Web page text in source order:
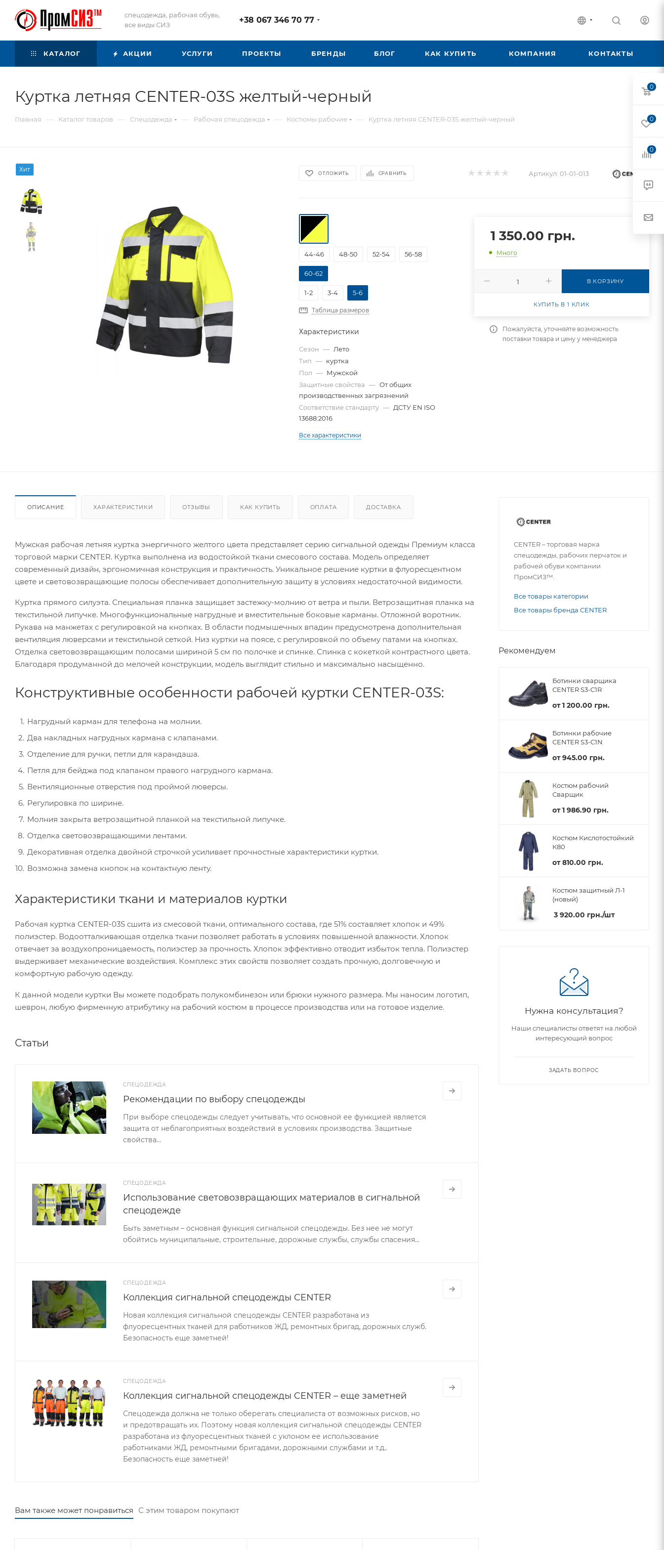
спецодежда, рабочая обувь,
все виды СИЗ
+38 067 346 70 77
КАТАЛОГ АКЦИИ УСЛУГИ ПРОЕКТЫ БРЕНДЫ БЛОГ КАК КУПИТЬ КОМПАНИЯ КОНТАКТЫ
Куртка летняя CENTER-03S желтый-черный
Главная — Каталог товаров — Спецодежда — Рабочая спецодежда — Костюмы рабочие — Куртка летняя CENTER-03S желтый-черный
Хит
ОТЛОЖИТЬ СРАВНИТЬ Артикул: 01-01-013
44-46 48-50 52-54 56-58
60-62
1-2 3-4 5-6
Таблица размеров
Характеристики
Сезон — Лето
Тип — куртка
Пол — Мужской
Защитные свойства — От общих
производственных загрязнений
Соответствие стандарту — ДСТУ EN ISO
13688:2016
Все характеристики
1 350.00 грн.
Много
В КОРЗИНУ
КУПИТЬ В 1 КЛИК
Пожалуйста, уточняйте возможность
поставки товара и цену у менеджера
ОПИСАНИЕ ХАРАКТЕРИСТИКИ ОТЗЫВЫ КАК КУПИТЬ ОПЛАТА ДОСТАВКА
Мужская рабочая летняя куртка энергичного желтого цвета представляет серию сигнальной одежды Премиум класса
торговой марки CENTER. Куртка выполнена из водостойкой ткани смесового состава. Модель определяет
современный дизайн, эргономичная конструкция и практичность. Уникальное решение куртки в флуоресцентном
цвете и световозвращающие полосы обеспечивает дополнительную защиту в условиях недостаточной видимости.
Куртка прямого силуэта. Специальная планка защищает застежку-молнию от ветра и пыли. Ветрозащитная планка на
текстильной липучке. Многофункциональные нагрудные и вместительные боковые карманы. Отложной воротник.
Рукава на манжетах с регулировкой на кнопках. В области подмышечных впадин предусмотрена дополнительная
вентиляция люверсами и текстильной сеткой. Низ куртки на поясе, с регулировкой по объему патами на кнопках.
Отделка световозвращающим полосами шириной 5 см по полочке и спинке. Спинка с кокеткой контрастного цвета.
Благодаря продуманной до мелочей конструкции, модель выглядит стильно и максимально насыщенно.
Конструктивные особенности рабочей куртки CENTER-03S:
Нагрудный карман для телефона на молнии.
Два накладных нагрудных кармана с клапанами.
Отделение для ручки, петли для карандаша.
Петля для бейджа под клапаном правого нагрудного кармана.
Вентиляционные отверстия под проймой люверсы.
Регулировка по ширине.
Молния закрыта ветрозащитной планкой на текстильной липучке.
Отделка световозвращающими лентами.
Декоративная отделка двойной строчкой усиливает прочностные характеристики куртки.
Возможна замена кнопок на контактную ленту.
Характеристики ткани и материалов куртки
Рабочая куртка CENTER-03S сшита из смесовой ткани, оптимального состава, где 51% составляет хлопок и 49%
полиэстер. Водоотталкивающая отделка ткани позволяет работать в условиях повышенной влажности. Хлопок
отвечает за воздухопроницаемость, полиэстер за прочность. Хлопок эффективно отводит избыток тепла. Полиэстер
выдерживает механические воздействия. Комплекс этих свойств позволяет создать прочную, долговечную и
комфортную рабочую одежду.
К данной модели куртки Вы можете подобрать полукомбинезон или брюки нужного размера. Мы наносим логотип,
шеврон, любую фирменную атрибутику на рабочий костюм в процессе производства или на готовое изделие.
Статьи
СПЕЦОДЕЖДА
Рекомендации по выбору спецодежды
При выборе спецодежды следует учитывать, что основной ее функцией является
защита от неблагоприятных воздействий в условиях производства. Защитные
свойства…
СПЕЦОДЕЖДА
Использование световозвращающих материалов в сигнальной
спецодежде
Быть заметным – основная функция сигнальной спецодежды. Без нее не могут
обойтись муниципальные, строительные, дорожные службы, службы спасения…
СПЕЦОДЕЖДА
Коллекция сигнальной спецодежды CENTER
Новая коллекция сигнальной спецодежды CENTER разработана из
флуоресцентных тканей для работников ЖД, ремонтных бригад, дорожных служб.
Безопасность еще заметней!
СПЕЦОДЕЖДА
Коллекция сигнальной спецодежды CENTER – еще заметней
Спецодежда должна не только оберегать специалиста от возможных рисков, но
и предотвращать их. Поэтому новая коллекция сигнальной спецодежды CENTER
разработана из флуоресцентных тканей с уклоном ее использование
работниками ЖД, ремонтными бригадами, дорожными службами и т.д..
Безопасность еще заметней!
Вам также может понравиться С этим товаром покупают
CENTER – торговая марка
спецодежды, рабочих перчаток и
рабочей обуви компании
ПромСИЗ™.
Все товары категории
Все товары бренда CENTER
Рекомендуем
Ботинки сварщика
CENTER S3-C1R
от1 200.00 грн.
Ботинки рабочие
CENTER S3-C1N
от945.00 грн.
Костюм рабочий
Сварщик
от1 986.90 грн.
Костюм Кислотостойкий
К80
от810.00 грн.
Костюм защитный Л-1
(новый)
3 920.00 грн./шт
Нужна консультация?
Наши специалисты ответят на любой
интересующий вопрос
ЗАДАТЬ ВОПРОС
0
0
0